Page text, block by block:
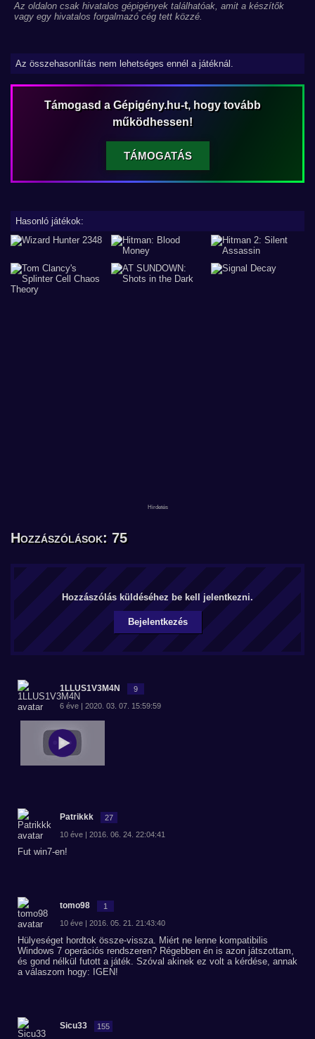
Az oldalon csak hivatalos gépigények találhatóak, amit a készítők
vagy egy hivatalos forgalmazó cég tett közzé.
Az összehasonlítás nem lehetséges ennél a játéknál.
Támogasd a Gépigény.hu-t, hogy tovább
működhessen!
TÁMOGATÁS
Hasonló játékok:
Hozzászólások: 75
Hozzászólás küldéséhez be kell jelentkezni.
Bejelentkezés
1LLUS1V3M4N 9
6 éve | 2020. 03. 07. 15:59:59
Patrikkk 27
10 éve | 2016. 06. 24. 22:04:41
Fut win7-en!
tomo98 1
10 éve | 2016. 05. 21. 21:43:40
Hülyeséget hordtok össze-vissza. Miért ne lenne kompatibilis
Windows 7 operációs rendszeren? Régebben én is azon játszottam,
és gond nélkül futott a játék. Szóval akinek ez volt a kérdése, annak
a válaszom hogy: IGEN!
Sicu33 155